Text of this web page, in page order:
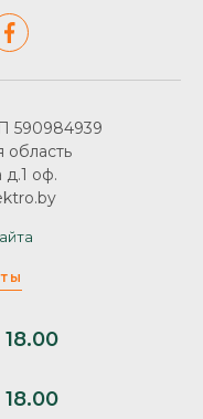
590984939
область
д.1 оф.